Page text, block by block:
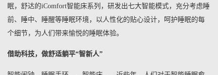
眠，舒达的iComfort智能床系列，研发出七大智能模式，充分考虑睡
前、睡中、睡醒等睡眠环境，以人性化的贴心设计，呵护睡眠的每
个细节，为人们带来愉悦的睡眠体验。
借助科技，做舒适躺平“智新人”